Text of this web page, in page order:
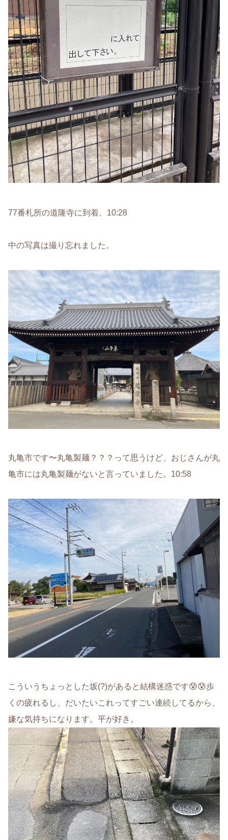
77番札所の道隆寺に到着。10:28
中の写真は撮り忘れました。
丸亀市です〜丸亀製麺？？？って思うけど、おじさんが丸
亀市には丸亀製麺がないと言っていました。10:58
こういうちょっとした坂(?)があると結構迷惑です😰😰歩
くの疲れるし、だいたいこれってすごい連続してるから、
嫌な気持ちになります。平が好き。